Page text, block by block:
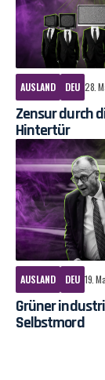
AUSLAND DEU 28.
Zensur durch
Hintertür
AUSLAND DEU 19.
Grüner
Selbstmord